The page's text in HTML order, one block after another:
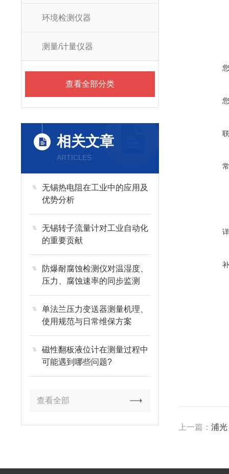
环境检测仪器
测量/计量仪器
查看全部分类
相关文章
ARTICLES
无锡热电阻在工业中的应用及
优势分析
无锡转子流量计对工业自动化
的重要贡献
防爆耐腐蚀检测仪对温湿度、
压力、腐蚀速率的同步监测
单法兰压力变送器测量机理、
使用规范与日常维保方案
磁性翻板液位计在测量过程中
可能遇到哪些问题?
查看全部
上一篇：浦